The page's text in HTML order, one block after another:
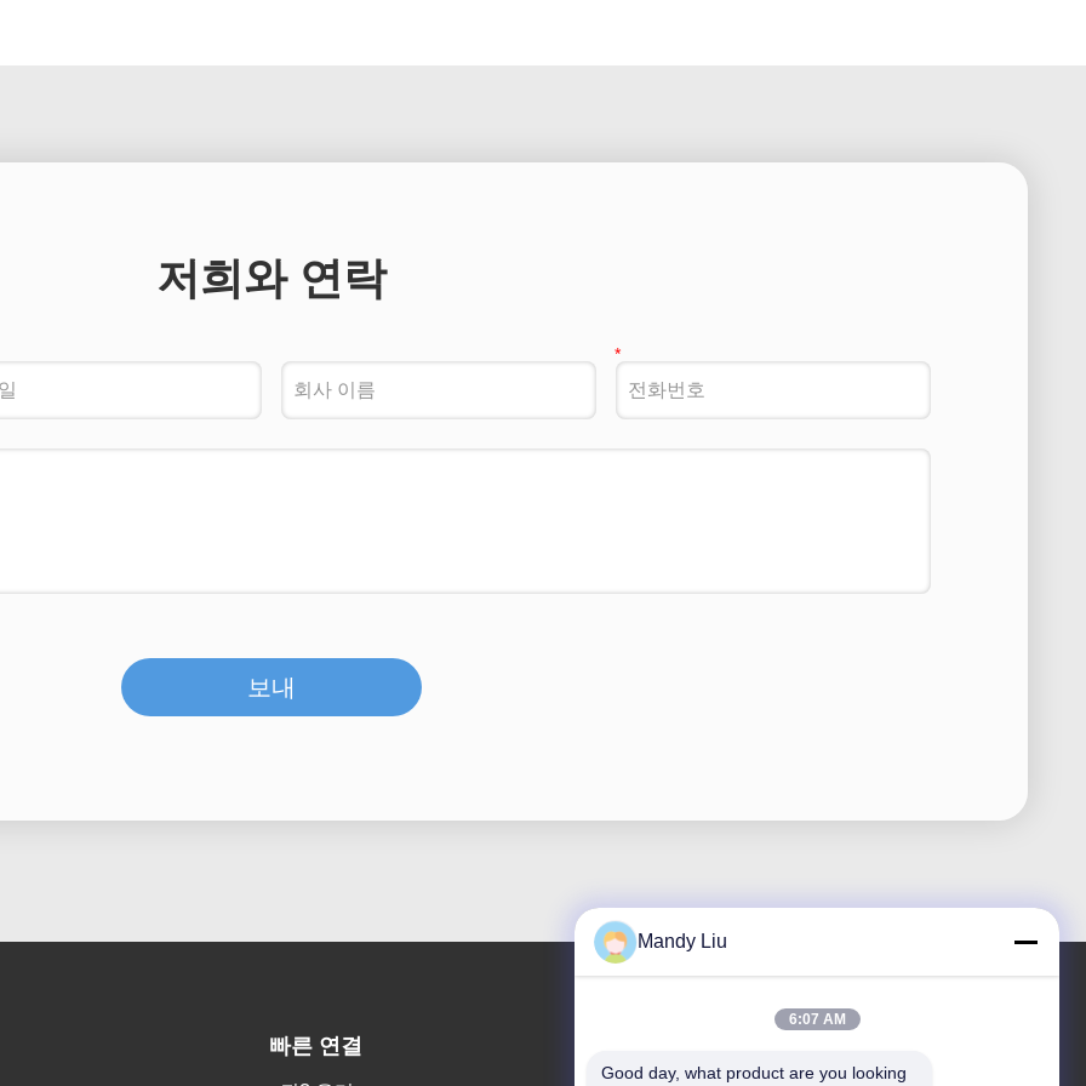
저희와 연락
보내
빠른 연결
Mandy Liu
6:07 AM
Good day, what product are you looking